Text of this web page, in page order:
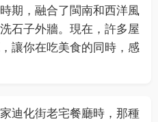
期，融合了閩南和西洋風
石子外牆。現在，許多屋
讓你在吃美食的同時，感
迪化街老宅餐廳時，那種